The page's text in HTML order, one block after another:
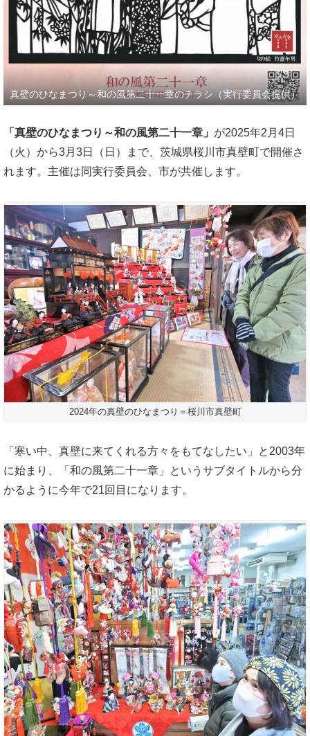
真壁のひなまつり～和の風第二十一章のチラシ（実行委員会提供）
「真壁のひなまつり～和の風第二十一章」 が2025年2月4日
（火）から3月3日（日）まで、茨城県桜川市真壁町で開催さ
れます。主催は同実行委員会、市が共催します。
2024年の真壁のひなまつり＝桜川市真壁町
「寒い中、真壁に来てくれる方々をもてなしたい」と2003年
に始まり、「和の風第二十一章」というサブタイトルから分
かるように今年で21回目になります。